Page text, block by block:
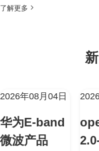
了解更多
2026年08月04日
华为E-band
微波产品